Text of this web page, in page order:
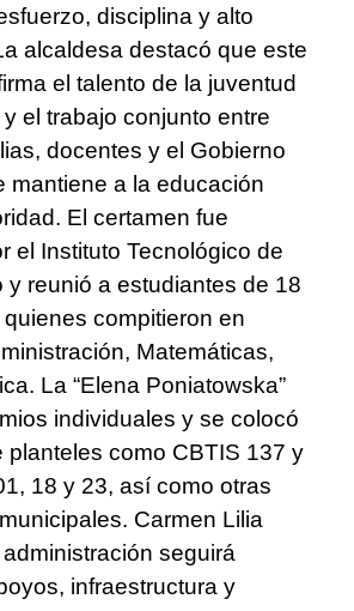
disciplina y alto
alcaldesa destacó que este
el talento de la juventud
el trabajo conjunto entre
docentes y el Gobierno
mantiene a la educación
El certamen fue
el Instituto Tecnológico de
y reunió a estudiantes de 18
compitieron en
Matemáticas,
La “Elena Poniatowska”
individuales y se colocó
planteles como CBTIS 137 y
18 y 23, así como otras
Carmen Lilia
seguirá
infraestructura y